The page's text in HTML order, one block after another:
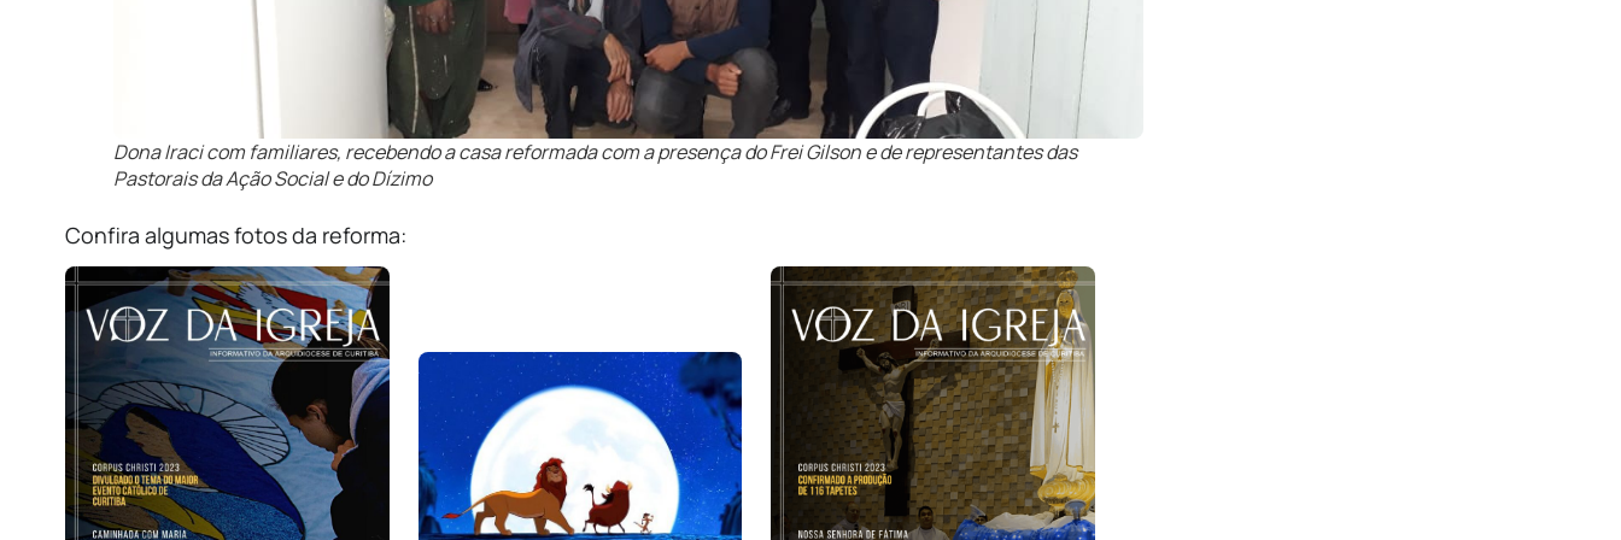
Dona Iraci com familiares, recebendo a casa reformada com a presença do Frei Gilson e de representantes das
Pastorais da Ação Social e do Dízimo
Confira algumas fotos da reforma: